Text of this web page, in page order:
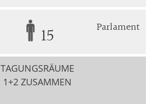
15 Parlament
TAGUNGSRÄUME
1+2 ZUSAMMEN